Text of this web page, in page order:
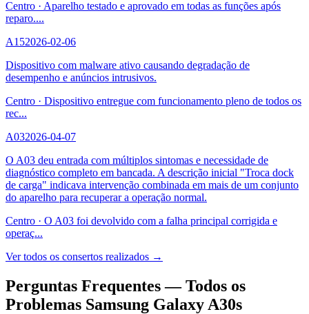
Centro · Aparelho testado e aprovado em todas as funções após
reparo....
A152026-02-06
Dispositivo com malware ativo causando degradação de
desempenho e anúncios intrusivos.
Centro · Dispositivo entregue com funcionamento pleno de todos os
rec...
A032026-04-07
O A03 deu entrada com múltiplos sintomas e necessidade de
diagnóstico completo em bancada. A descrição inicial "Troca dock
de carga" indicava intervenção combinada em mais de um conjunto
do aparelho para recuperar a operação normal.
Centro · O A03 foi devolvido com a falha principal corrigida e
operaç...
Ver todos os consertos realizados →
Perguntas Frequentes —Todos os
Problemas Samsung Galaxy A30s